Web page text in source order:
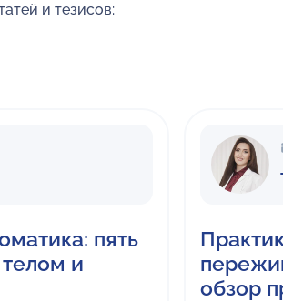
и тезисов:
пять
и
обзор